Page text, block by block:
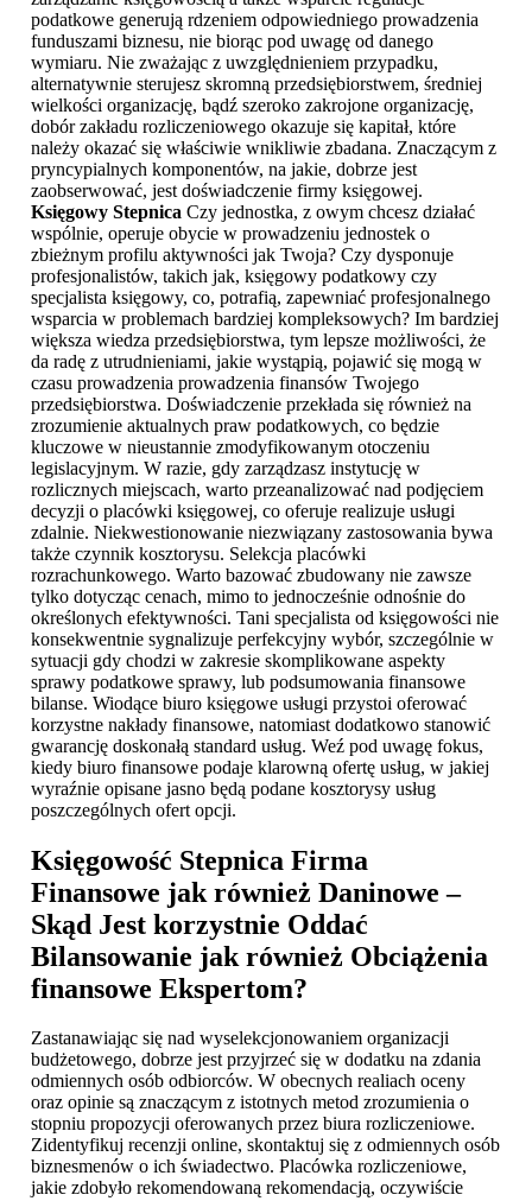
podatkowe generują rdzeniem odpowiedniego prowadzenia
funduszami biznesu, nie biorąc pod uwagę od danego
wymiaru. Nie zważając z uwzględnieniem przypadku,
alternatywnie sterujesz skromną przedsiębiorstwem, średniej
wielkości organizację, bądź szeroko zakrojone organizację,
dobór zakładu rozliczeniowego okazuje się kapitał, które
należy okazać się właściwie wnikliwie zbadana. Znaczącym z
pryncypialnych komponentów, na jakie, dobrze jest
zaobserwować, jest doświadczenie firmy księgowej.
Księgowy Stepnica Czy jednostka, z owym chcesz działać
wspólnie, operuje obycie w prowadzeniu jednostek o
zbieżnym profilu aktywności jak Twoja? Czy dysponuje
profesjonalistów, takich jak, księgowy podatkowy czy
specjalista księgowy, co, potrafią, zapewniać profesjonalnego
wsparcia w problemach bardziej kompleksowych? Im bardziej
większa wiedza przedsiębiorstwa, tym lepsze możliwości, że
da radę z utrudnieniami, jakie wystąpią, pojawić się mogą w
czasu prowadzenia prowadzenia finansów Twojego
przedsiębiorstwa. Doświadczenie przekłada się również na
zrozumienie aktualnych praw podatkowych, co będzie
kluczowe w nieustannie zmodyfikowanym otoczeniu
legislacyjnym. W razie, gdy zarządzasz instytucję w
rozlicznych miejscach, warto przeanalizować nad podjęciem
decyzji o placówki księgowej, co oferuje realizuje usługi
zdalnie. Niekwestionowanie niezwiązany zastosowania bywa
także czynnik kosztorysu. Selekcja placówki
rozrachunkowego. Warto bazować zbudowany nie zawsze
tylko dotycząc cenach, mimo to jednocześnie odnośnie do
określonych efektywności. Tani specjalista od księgowości nie
konsekwentnie sygnalizuje perfekcyjny wybór, szczególnie w
sytuacji gdy chodzi w zakresie skomplikowane aspekty
sprawy podatkowe sprawy, lub podsumowania finansowe
bilanse. Wiodące biuro księgowe usługi przystoi oferować
korzystne nakłady finansowe, natomiast dodatkowo stanowić
gwarancję doskonałą standard usług. Weź pod uwagę fokus,
kiedy biuro finansowe podaje klarowną ofertę usług, w jakiej
wyraźnie opisane jasno będą podane kosztorysy usług
poszczególnych ofert opcji.
Księgowość Stepnica Firma
Finansowe jak również Daninowe –
Skąd Jest korzystnie Oddać
Bilansowanie jak również Obciążenia
finansowe Ekspertom?
Zastanawiając się nad wyselekcjonowaniem organizacji
budżetowego, dobrze jest przyjrzeć się w dodatku na zdania
odmiennych osób odbiorców. W obecnych realiach oceny
oraz opinie są znaczącym z istotnych metod zrozumienia o
stopniu propozycji oferowanych przez biura rozliczeniowe.
Zidentyfikuj recenzji online, skontaktuj się z odmiennych osób
biznesmenów o ich świadectwo. Placówka rozliczeniowe,
jakie zdobyło rekomendowaną rekomendacją, oczywiście